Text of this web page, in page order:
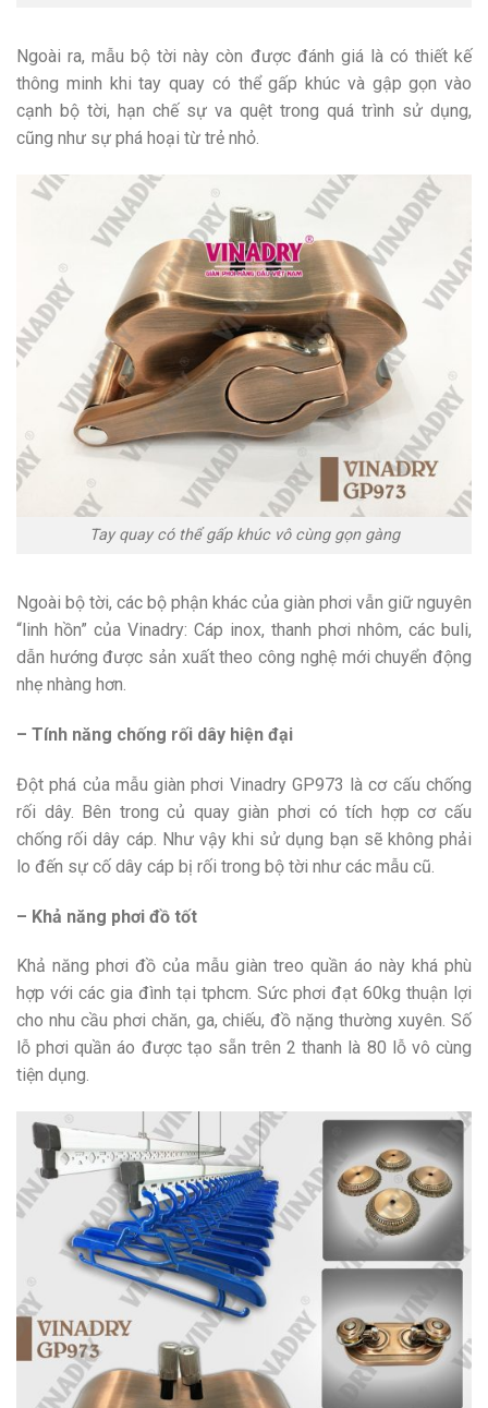
Ngoài ra, mẫu bộ tời này còn được đánh giá là có thiết kế
thông minh khi tay quay có thể gấp khúc và gập gọn vào
cạnh bộ tời, hạn chế sự va quệt trong quá trình sử dụng,
cũng như sự phá hoại từ trẻ nhỏ.
Tay quay có thể gấp khúc vô cùng gọn gàng
Ngoài bộ tời, các bộ phận khác của giàn phơi vẫn giữ nguyên
“linh hồn” của Vinadry: Cáp inox, thanh phơi nhôm, các buli,
dẫn hướng được sản xuất theo công nghệ mới chuyển động
nhẹ nhàng hơn.
– Tính năng chống rối dây hiện đại
Đột phá của mẫu giàn phơi Vinadry GP973 là cơ cấu chống
rối dây. Bên trong củ quay giàn phơi có tích hợp cơ cấu
chống rối dây cáp. Như vậy khi sử dụng bạn sẽ không phải
lo đến sự cố dây cáp bị rối trong bộ tời như các mẫu cũ.
– Khả năng phơi đồ tốt
Khả năng phơi đồ của mẫu giàn treo quần áo này khá phù
hợp với các gia đình tại tphcm. Sức phơi đạt 60kg thuận lợi
cho nhu cầu phơi chăn, ga, chiếu, đồ nặng thường xuyên. Số
lỗ phơi quần áo được tạo sẵn trên 2 thanh là 80 lỗ vô cùng
tiện dụng.